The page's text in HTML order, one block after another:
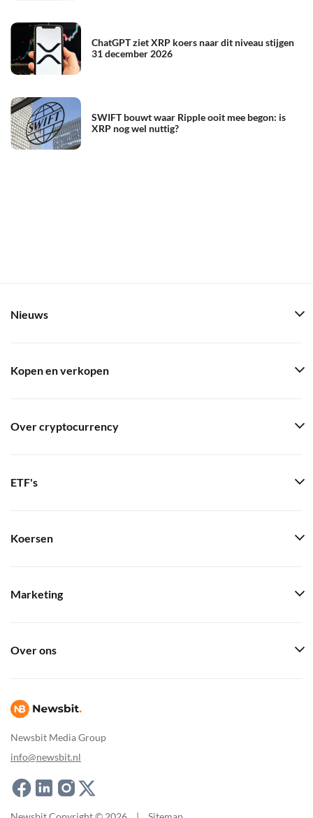
ChatGPT ziet XRP koers naar dit niveau stijgen
31 december 2026
SWIFT bouwt waar Ripple ooit mee begon: is
XRP nog wel nuttig?
Newsbit Media Group
info@newsbit.nl
Nieuws
Kopen en verkopen
Over cryptocurrency
ETF's
Koersen
Marketing
Over ons